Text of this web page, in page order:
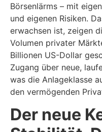
Börsenlärms – mit
und eigenen Risiken.
erwachsen ist, zeigen
Volumen privater
Billionen US-Dollar
Zugang über neue,
was die Anlageklasse
den vermögenden
Der neue